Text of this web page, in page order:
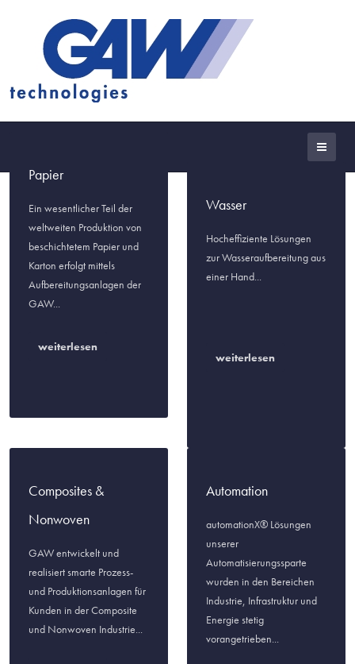
Papier
Ein wesentlicher Teil der
weltweiten Produktion von
beschichtetem Papier und
Karton erfolgt mittels
Aufbereitungsanlagen der
GAW...
weiterlesen
Wasser
Hocheffiziente Lösungen
zur Wasseraufbereitung aus
einer Hand...
weiterlesen
Composites &
Nonwoven
GAW entwickelt und
realisiert smarte Prozess-
und Produktionsanlagen für
Kunden in der Composite
und Nonwoven Industrie...
Automation
automationX® Lösungen
unserer
Automatisierungssparte
wurden in den Bereichen
Industrie, Infrastruktur und
Energie stetig
vorangetrieben...